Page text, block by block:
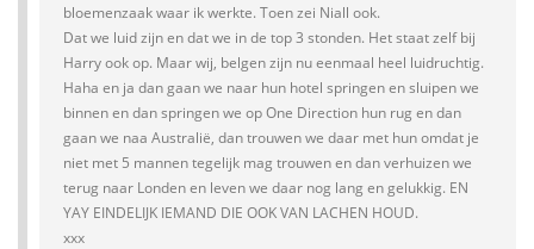
bloemenzaak waar ik werkte. Toen zei Niall ook.
Dat we luid zijn en dat we in de top 3 stonden. Het staat zelf bij
Harry ook op. Maar wij, belgen zijn nu eenmaal heel luidruchtig.
Haha en ja dan gaan we naar hun hotel springen en sluipen we
binnen en dan springen we op One Direction hun rug en dan
gaan we naa Australië, dan trouwen we daar met hun omdat je
niet met 5 mannen tegelijk mag trouwen en dan verhuizen we
terug naar Londen en leven we daar nog lang en gelukkig. EN
YAY EINDELIJK IEMAND DIE OOK VAN LACHEN HOUD.
xxx